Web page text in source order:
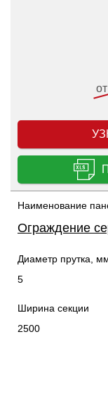
Наименование
Ограждение
Диаметр прутка,
5
Ширина секции
2500